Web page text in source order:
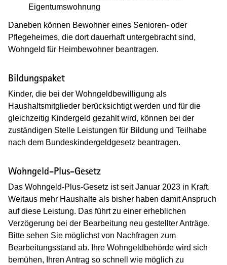
Eigentumswohnung
Daneben können Bewohner eines Senioren- oder
Pflegeheimes, die dort dauerhaft untergebracht sind,
Wohngeld für Heimbewohner beantragen.
Bildungspaket
Kinder, die bei der Wohngeldbewilligung als
Haushaltsmitglieder berücksichtigt werden und für die
gleichzeitig Kindergeld gezahlt wird, können bei der
zuständigen Stelle Leistungen für Bildung und Teilhabe
nach dem Bundeskindergeldgesetz beantragen.
Wohngeld-Plus-Gesetz
Das Wohngeld-Plus-Gesetz ist seit Januar 2023 in Kraft.
Weitaus mehr Haushalte als bisher haben damit Anspruch
auf diese Leistung. Das führt zu einer erheblichen
Verzögerung bei der Bearbeitung neu gestellter Anträge.
Bitte sehen Sie möglichst von Nachfragen zum
Bearbeitungsstand ab. Ihre Wohngeldbehörde wird sich
bemühen, Ihren Antrag so schnell wie möglich zu